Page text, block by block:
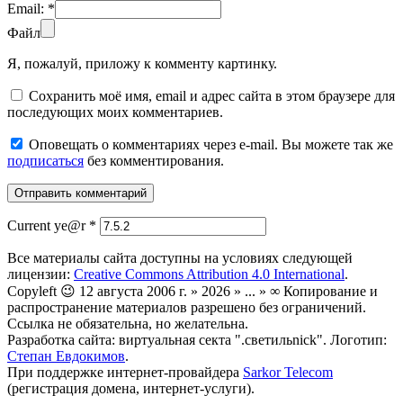
Email: *
Файл
Я, пожалуй, приложу к комменту картинку.
Сохранить моё имя, email и адрес сайта в этом браузере для
последующих моих комментариев.
Оповещать о комментариях через e-mail. Вы можете так же
подписаться без комментирования.
Current ye@r *
Все материалы сайта доступны на условиях следующей
лицензии: Creative Commons Attribution 4.0 International.
Copyleft 😉 12 августа 2006 г. » 2026 » ... » ∞ Копирование и
распространение материалов разрешено без ограничений.
Ссылка не обязательна, но желательна.
Разработка сайта: виртуальная секта ".светильnick". Логотип:
Степан Евдокимов.
При поддержке интернет-провайдера Sarkor Telecom
(регистрация домена, интернет-услуги).